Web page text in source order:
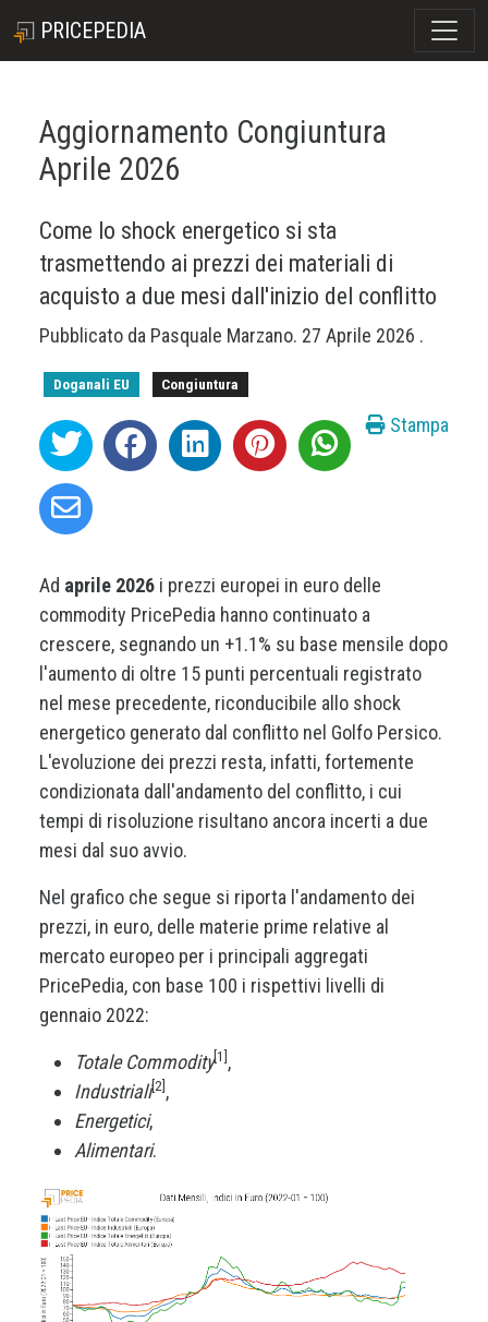
PRICEPEDIA
Aggiornamento Congiuntura
Aprile 2026
Come lo shock energetico si sta
trasmettendo ai prezzi dei materiali di
acquisto a due mesi dall'inizio del conflitto
Pubblicato da Pasquale Marzano. 27 Aprile 2026 .
Doganali EU Congiuntura
Stampa
Ad aprile 2026 i prezzi europei in euro delle
commodity PricePedia hanno continuato a
crescere, segnando un +1.1% su base mensile dopo
l'aumento di oltre 15 punti percentuali registrato
nel mese precedente, riconducibile allo shock
energetico generato dal conflitto nel Golfo Persico.
L'evoluzione dei prezzi resta, infatti, fortemente
condizionata dall'andamento del conflitto, i cui
tempi di risoluzione risultano ancora incerti a due
mesi dal suo avvio.
Nel grafico che segue si riporta l'andamento dei
prezzi, in euro, delle materie prime relative al
mercato europeo per i principali aggregati
PricePedia, con base 100 i rispettivi livelli di
gennaio 2022:
Totale Commodity[1],
Industriali[2],
Energetici,
Alimentari.